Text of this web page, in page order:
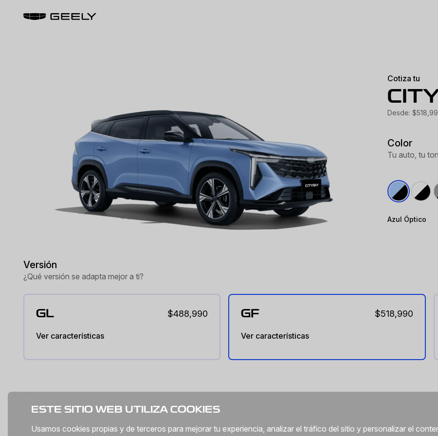
Cotiza tu
Desde:
Color
Tu auto, tu
Azul Óptico
Versión
¿Qué versión se adapta mejor a ti?
GL $488,990
Ver características
GF $518,990
Ver características
ESTE SITIO WEB UTILIZA COOKIES
Usamos cookies propias y de terceros para mejorar tu experiencia, analizar el tráfico del sitio y personalizar el